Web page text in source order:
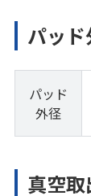
パッド
パッド
外径
真空